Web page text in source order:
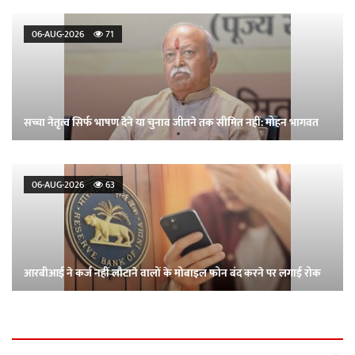
06-AUG-2026 71
सच्चा नेतृत्व सिर्फ भाषण देने या चुनाव जीतने तक सीमित नहीं: मोहन भागवत
06-AUG-2026 63
आरबीआई ने कर्ज नहीं लौटाने वालों के मोबाइल फोन बंद करने पर लगाई रोक